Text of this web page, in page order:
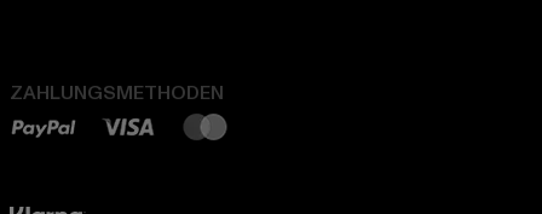
ZAHLUNGSMETHODEN